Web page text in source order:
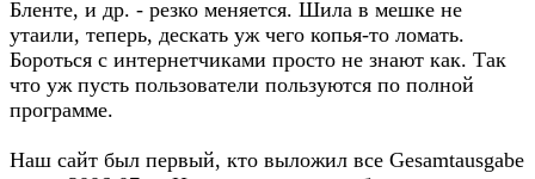
Бленте, и др. - резко меняется. Шила в мешке не
утаили, теперь, дескать уж чего копья-то ломать.
Бороться с интернетчиками просто не знают как. Так
что уж пусть пользователи пользуются по полной
программе.
Наш сайт был первый, кто выложил все Gesamtausgabe